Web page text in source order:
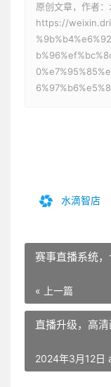
原创文章，作者：
https://
水滴智店
赛事直播系统
« 上一篇
直播升级，高清
2024年3月12日